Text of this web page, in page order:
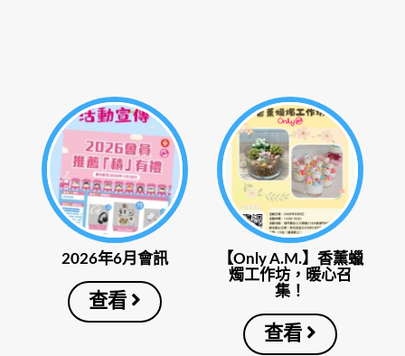
2026年6月會訊
查看
【Only A.M.】香薰蠟
燭工作坊，暖心召
集！
查看